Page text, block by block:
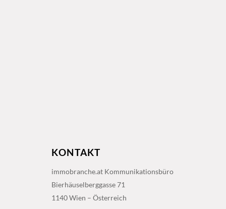
KONTAKT
immobranche.at Kommunikationsbüro
Bierhäuselberggasse 71
1140 Wien – Österreich